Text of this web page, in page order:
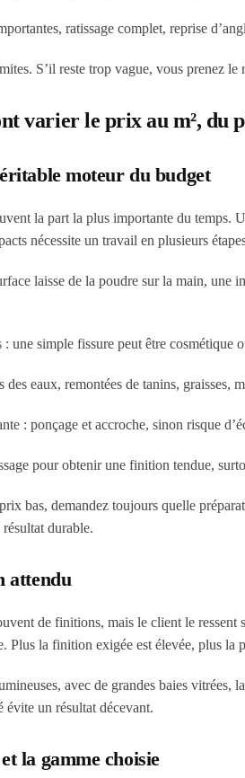
ratissage complet, reprise
S’il reste trop vague, vous prenez le
varier le prix au m², du
moteur du budget
la part la plus importante du
nécessite un travail en plusieurs
laisse de la poudre sur la main, une
une simple fissure peut être cosmétique
des eaux, remontées de tanins, graisses,
: ponçage et accroche, sinon risque
pour obtenir une finition tendue,
bas, demandez toujours quelle
durable.
attendu
de finitions, mais le client le ressent
Plus la finition exigée est élevée, plus la
avec de grandes baies
évite un résultat décevant.
la gamme choisie